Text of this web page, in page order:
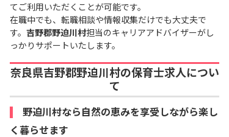
てご利用いただくことが可能です。
在職中でも、転職相談や情報収集だけでも大丈夫で
す。 吉野郡野迫川村担当のキャリアアドバイザーがし
っかりサポートいたします。
奈良県吉野郡野迫川村の保育士求人につい
て
野迫川村なら自然の恵みを享受しながら楽し
く暮らせます